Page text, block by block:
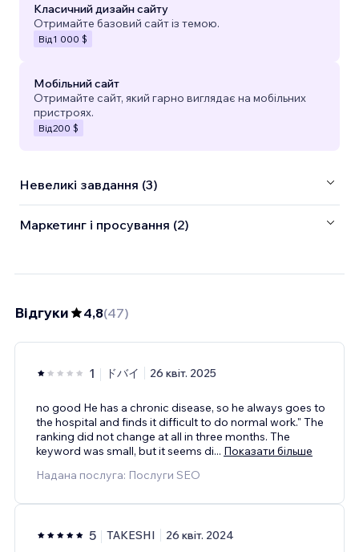
Класичний дизайн сайту
Отримайте базовий сайт із темою.
Від 1 000 $
Мобільний сайт
Отримайте сайт, який гарно виглядає на мобільних
пристроях.
Від200 $
Невеликі завдання (3)
Маркетинг і просування (2)
Відгуки 4,8(47)
1 ドバイ 26 квіт. 2025
no good He has a chronic disease, so he always goes to
the hospital and finds it difficult to do normal work." The
ranking did not change at all in three months. The
keyword was small, but it seems di... Показати більше
Надана послуга: Послуги SEO
5 TAKESHI 26 квіт. 2024